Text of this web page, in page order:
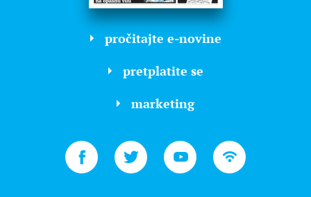
pročitajte e-novine
pretplatite se
marketing